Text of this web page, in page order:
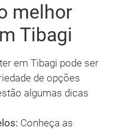
melhor
Tibagi
em Tibagi pode ser
de opções
algumas dicas
Conheça as